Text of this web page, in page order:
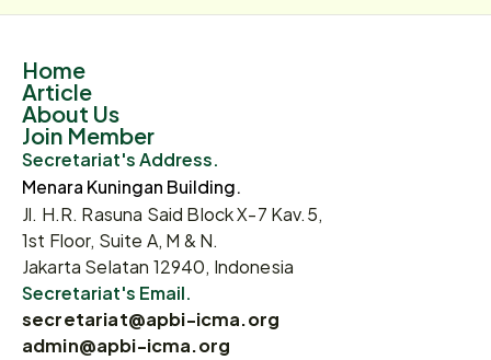
Home
Article
About Us
Join Member
Secretariat's Address.
Menara Kuningan Building.
Jl. H.R. Rasuna Said Block X-7 Kav.5,
1st Floor, Suite A, M & N.
Jakarta Selatan 12940, Indonesia
Secretariat's Email.
secretariat@apbi-icma.org
admin@apbi-icma.org